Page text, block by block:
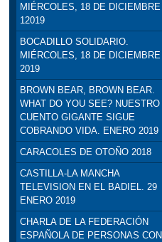
MIÉRCOLES, 18 DE DICIEMBRE
12019
BOCADILLO SOLIDARIO.
MIÉRCOLES, 18 DE DICIEMBRE
2019
BROWN BEAR, BROWN BEAR.
WHAT DO YOU SEE? NUESTRO
CUENTO GIGANTE SIGUE
COBRANDO VIDA. ENERO 2019
CARACOLES DE OTOÑO 2018
CASTILLA-LA MANCHA
TELEVISION EN EL BADIEL. 29
ENERO 2019
CHARLA DE LA FEDERACIÓN
ESPAÑOLA DE PERSONAS CON